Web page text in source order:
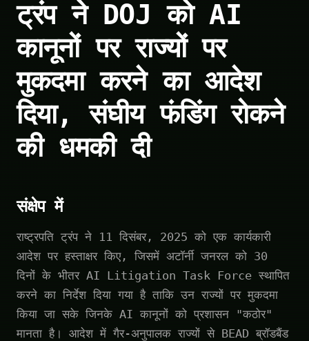
ट्रंप ने DOJ को AI
कानूनों पर राज्यों पर
मुकदमा करने का आदेश
दिया, संघीय फंडिंग रोकने
की धमकी दी
संक्षेप में
राष्ट्रपति ट्रंप ने 11 दिसंबर, 2025 को एक कार्यकारी
आदेश पर हस्ताक्षर किए, जिसमें अटॉर्नी जनरल को 30
दिनों के भीतर AI Litigation Task Force स्थापित
करने का निर्देश दिया गया है ताकि उन राज्यों पर मुकदमा
किया जा सके जिनके AI कानूनों को प्रशासन "कठोर"
मानता है। आदेश में गैर-अनुपालक राज्यों से BEAD ब्रॉडबैंड